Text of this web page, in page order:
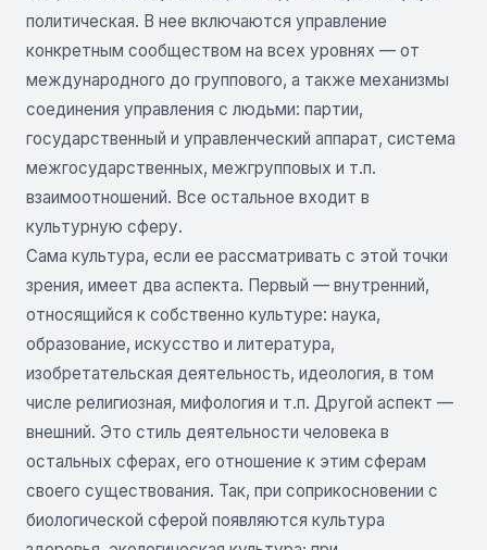
политическая. В нее включаются управление
конкретным сообществом на всех уровнях — от
международного до группового, а также механизмы
соединения управления с людьми: партии,
государственный и управленческий аппарат, система
межгосударственных, межгрупповых и т.п.
взаимоотношений. Все остальное входит в
культурную сферу.
Сама культура, если ее рассматривать с этой точки
зрения, имеет два аспекта. Первый — внутренний,
относящийся к собственно культуре: наука,
образование, искусство и литература,
изобретательская деятельность, идеология, в том
числе религиозная, мифология и т.п. Другой аспект —
внешний. Это стиль деятельности человека в
остальных сферах, его отношение к этим сферам
своего существования. Так, при соприкосновении с
биологической сферой появляются культура